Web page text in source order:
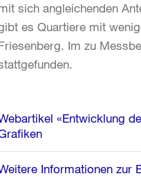
sich angleichenden
es Quartiere mit
Im zu
«Entwicklung
Informationen zur